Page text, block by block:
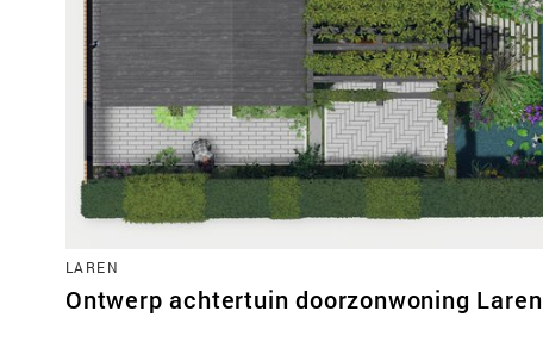
LAREN
Ontwerp achtertuin doorzonwoning Laren